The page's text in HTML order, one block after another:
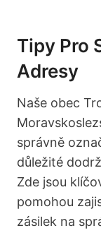
Tipy Pro
Adresy
Naše obec
správně
důležité
Zde jsou
pomohou
zásilek na